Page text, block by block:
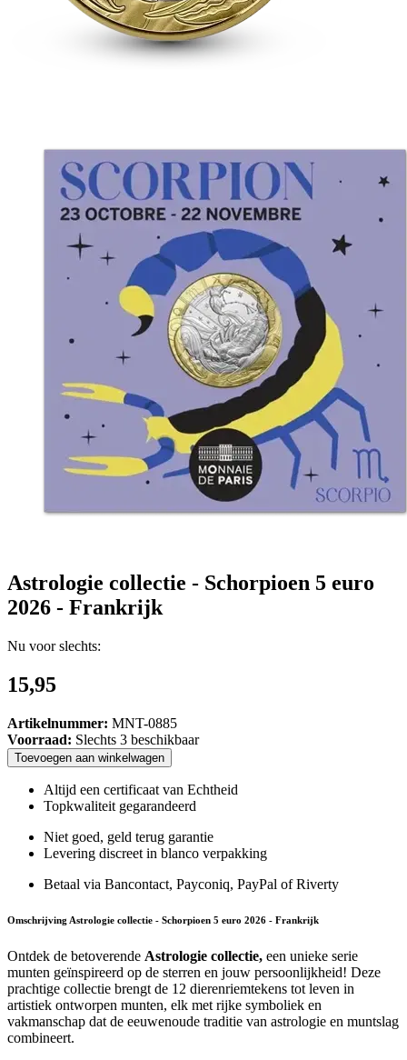
Astrologie collectie - Schorpioen 5 euro
2026 - Frankrijk
Nu voor slechts:
15,95
Artikelnummer: MNT-0885
Voorraad: Slechts 3 beschikbaar
Toevoegen aan winkelwagen
Altijd een certificaat van Echtheid
Topkwaliteit gegarandeerd
Niet goed, geld terug garantie
Levering discreet in blanco verpakking
Betaal via Bancontact, Payconiq, PayPal of Riverty
Omschrijving Astrologie collectie - Schorpioen 5 euro 2026 - Frankrijk
Ontdek de betoverende Astrologie collectie, een unieke serie
munten geïnspireerd op de sterren en jouw persoonlijkheid! Deze
prachtige collectie brengt de 12 dierenriemtekens tot leven in
artistiek ontworpen munten, elk met rijke symboliek en
vakmanschap dat de eeuwenoude traditie van astrologie en muntslag
combineert.